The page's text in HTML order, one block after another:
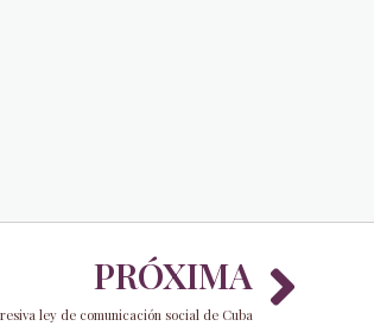
PRÓXIMA
ley de comunicación social de Cuba